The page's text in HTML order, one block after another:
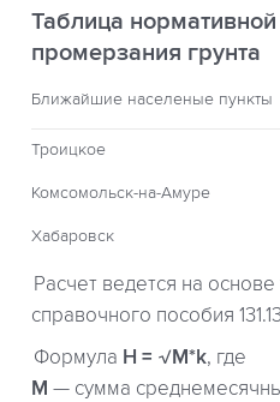
Таблица
промерзания грунта
Ближайшие населеные пункты
Троицкое
Комсомольск-на-Амуре
Хабаровск
Расчет ведется на
справочного пособия
Формула H = √M*k, где
М — сумма